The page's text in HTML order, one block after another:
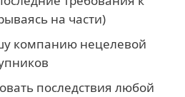
на части)
компанию нецелевой
последствия любой